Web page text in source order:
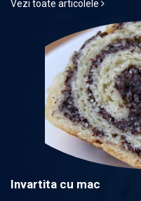
Vezi toate articolele
Invartita cu mac